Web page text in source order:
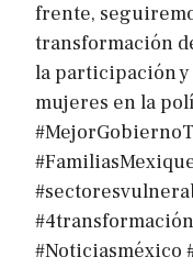
frente,
transformación
la participación
mujeres en la
#Noticiasméxico